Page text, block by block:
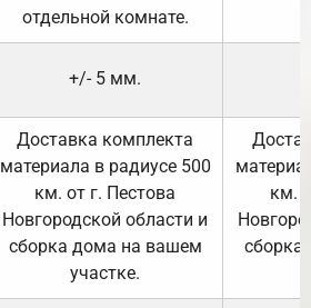
отдельной комнате.
+/- 5 мм.
Доставка комплекта
материала в радиусе 500
км. от г. Пестова
Новгородской области и
сборка дома на вашем
участке.
км.